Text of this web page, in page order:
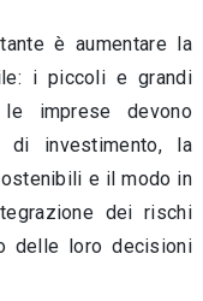
è aumentare la
i piccoli e grandi
imprese devono
di investimento, la
e il modo in
dei rischi
delle loro decisioni